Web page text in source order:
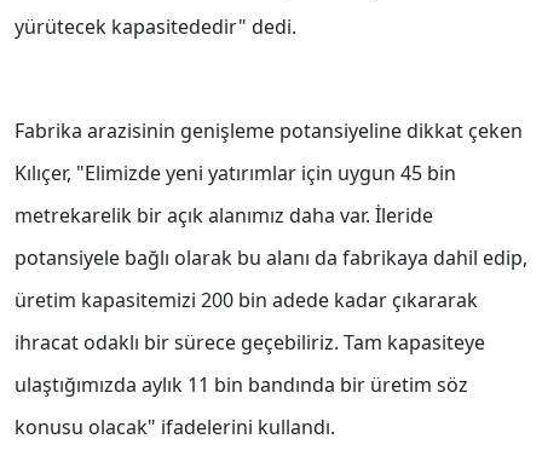
yürütecek kapasitededir" dedi.
Fabrika arazisinin genişleme potansiyeline dikkat çeken
Kılıçer, "Elimizde yeni yatırımlar için uygun 45 bin
metrekarelik bir açık alanımız daha var. İleride
potansiyele bağlı olarak bu alanı da fabrikaya dahil edip,
üretim kapasitemizi 200 bin adede kadar çıkararak
ihracat odaklı bir sürece geçebiliriz. Tam kapasiteye
ulaştığımızda aylık 11 bin bandında bir üretim söz
konusu olacak" ifadelerini kullandı.